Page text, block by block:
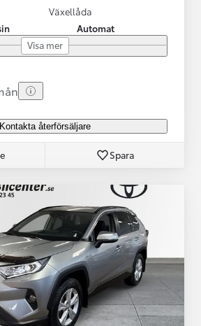
Växellåda
Automat
Visa mer
Kontakta återförsäljare
Spara